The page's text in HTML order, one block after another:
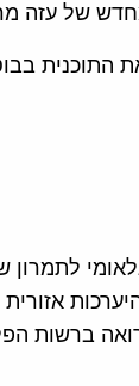
של עזה
התוכנית
לתמרון
ברשות